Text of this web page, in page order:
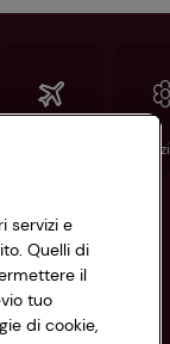
servizi e
Quelli di
il
tuo
di cookie,